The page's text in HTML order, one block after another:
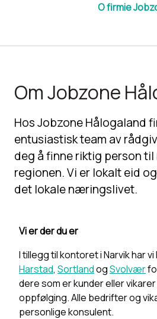
O firmie
Om Jobzone
Hos Jobzone Hålogaland
entusiastisk team av
deg å finne riktig person
regionen. Vi er lokalt eid
det lokale næringslivet.
Vi er der du er
I tillegg til kontoret i Narvik har
Harstad, SortlandogSvolvær
dere som er kunder eller
oppfølging. Alle bedrifter og
personlige konsulent.